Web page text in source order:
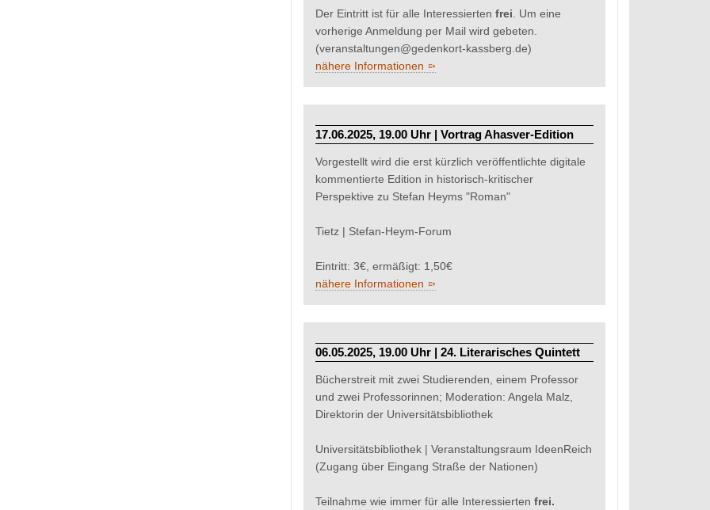
Der Eintritt ist für alle Interessierten frei . Um eine
vorherige Anmeldung per Mail wird gebeten.
(veranstaltungen@gedenkort-kassberg.de)
nähere Informationen
17.06.2025, 19.00 Uhr | Vortrag Ahasver-Edition
Vorgestellt wird die erst kürzlich veröffentlichte digitale
kommentierte Edition in historisch-kritischer
Perspektive zu Stefan Heyms "Roman"
Tietz | Stefan-Heym-Forum
Eintritt: 3€, ermäßigt: 1,50€
nähere Informationen
06.05.2025, 19.00 Uhr | 24. Literarisches Quintett
Bücherstreit mit zwei Studierenden, einem Professor
und zwei Professorinnen; Moderation: Angela Malz,
Direktorin der Universitätsbibliothek
Universitätsbibliothek | Veranstaltungsraum IdeenReich
(Zugang über Eingang Straße der Nationen)
Teilnahme wie immer für alle Interessierten frei.